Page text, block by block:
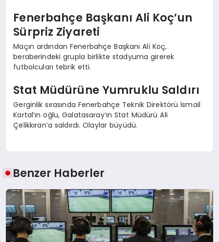
Fenerbahçe Başkanı Ali Koç’un
Sürpriz Ziyareti
Maçın ardından Fenerbahçe Başkanı Ali Koç,
beraberindeki grupla birlikte stadyuma girerek
futbolcuları tebrik etti.
Stat Müdürüne Yumruklu Saldırı
Gerginlik sırasında Fenerbahçe Teknik Direktörü İsmail
Kartal’ın oğlu, Galatasaray’ın Stat Müdürü Ali
Çelikkıran’a saldırdı. Olaylar büyüdü.
Benzer Haberler